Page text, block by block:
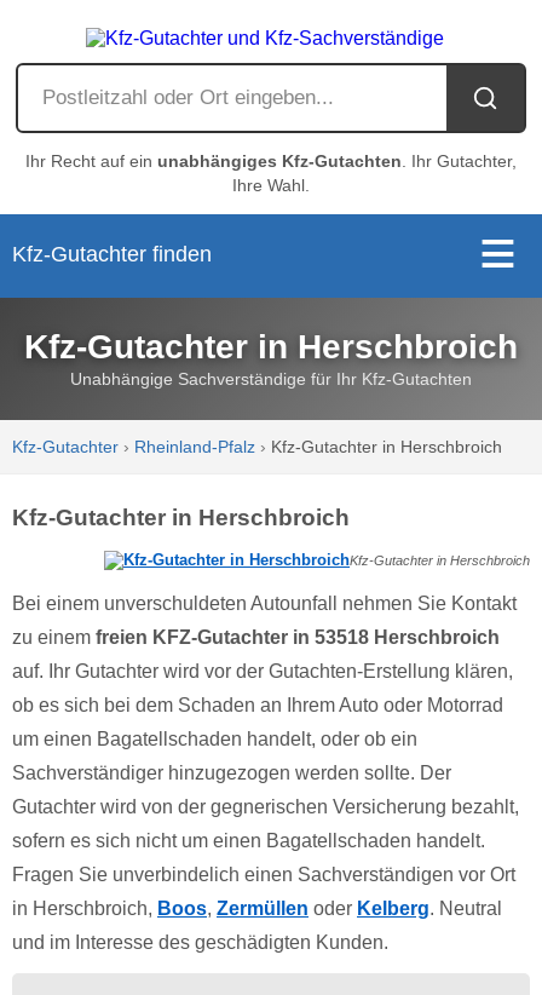
Ihr Recht auf ein unabhängiges Kfz-Gutachten . Ihr Gutachter,
Ihre Wahl.
Kfz-Gutachter finden
Kfz-Gutachter in Herschbroich
Unabhängige Sachverständige für Ihr Kfz-Gutachten
Kfz-Gutachter › Rheinland-Pfalz › Kfz-Gutachter in Herschbroich
Kfz-Gutachter in Herschbroich
Kfz-Gutachter in Herschbroich
Bei einem unverschuldeten Autounfall nehmen Sie Kontakt
zu einem freien KFZ-Gutachter in 53518 Herschbroich
auf. Ihr Gutachter wird vor der Gutachten-Erstellung klären,
ob es sich bei dem Schaden an Ihrem Auto oder Motorrad
um einen Bagatellschaden handelt, oder ob ein
Sachverständiger hinzugezogen werden sollte. Der
Gutachter wird von der gegnerischen Versicherung bezahlt,
sofern es sich nicht um einen Bagatellschaden handelt.
Fragen Sie unverbindelich einen Sachverständigen vor Ort
in Herschbroich, Boos, Zermüllen oder Kelberg. Neutral
und im Interesse des geschädigten Kunden.